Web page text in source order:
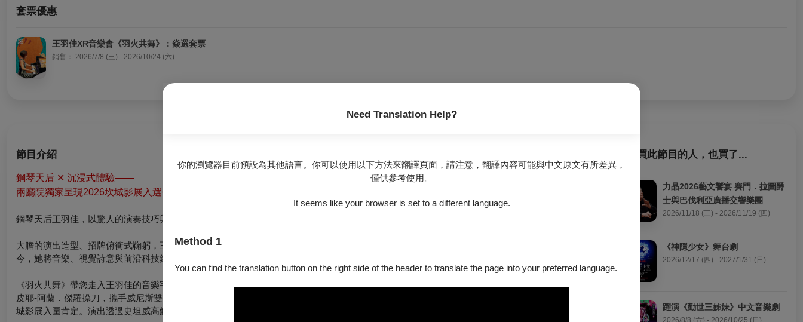
Need Translation Help?
你的瀏覽器目前預設為其他語言。你可以使用以下方法來翻譯頁面，請注意，翻譯內容可能與中文原文有所差異，
僅供參考使用。
It seems like your browser is set to a different language.
Method 1
You can find the translation button on the right side of the header to translate the page into your preferred language.
套票優惠
王羽佳XR音樂會《羽火共舞》：焱選套票
銷售： 2026/7/8 (三) - 2026/10/24 (六)
節目介紹
鋼琴天后 ✕ 沉浸式體驗——
兩廳院獨家呈現2026坎城影展入選作品！
鋼琴天后王羽佳，以驚人的演奏技巧與耀眼的舞臺魅力，為古典樂點燃革新火種。
大膽的演出造型、招牌俯衝式鞠躬，王羽佳永遠是話題女王。然而真正讓她立足樂壇頂點的，是她深厚的藝術底蘊，和勇於突破的創新精神。如
今，她將音樂、視覺詩意與前沿科技鎔鑄一體，化作一段探索藝術邊界的嶄新旅程。
《羽火共舞》帶您走入王羽佳的音樂宇宙，徜徉蕭邦、李斯特和史特拉汶斯基的樂思間，近距離感受鋼琴家的熾熱能量。本作由坎城影展獲獎導演
皮耶-阿蘭．傑羅操刀，攜手威尼斯雙年展藝術家弗莉翠克斯多蒂、與奧斯卡獲獎音響工程師尼可拉斯．貝克共同製作，自巴黎、上海巡演後即獲坎
城影展入圍肯定。演出透過史坦威高解析自動鋼琴精準重現彈奏細節，結合超現實環景動畫，讓每顆音符如星火閃現，點亮全方位的感官饗宴！
購買此節目的人，也買了...
力晶2026藝文饗宴 賽門．拉圖爵
士與巴伐利亞廣播交響樂團
2026/11/18 (三) - 2026/11/19 (四)
《神隱少女》舞台劇
2026/12/17 (四) - 2027/1/31 (日)
躍演《勸世三姊妹》中文音樂劇
2026/8/8 (六) - 2026/10/25 (日)